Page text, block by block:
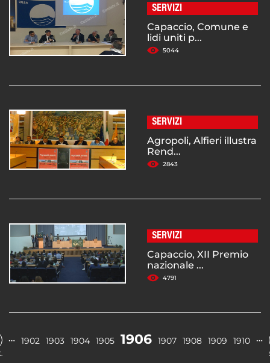
SERVIZI
Capaccio, Comune e
lidi uniti p...
5044
SERVIZI
Agropoli, Alfieri illustra
Rend...
2843
SERVIZI
Capaccio, XII Premio
nazionale ...
4791
… 1902 1903 1904 1905 1906 1907 1908 1909 1910 …